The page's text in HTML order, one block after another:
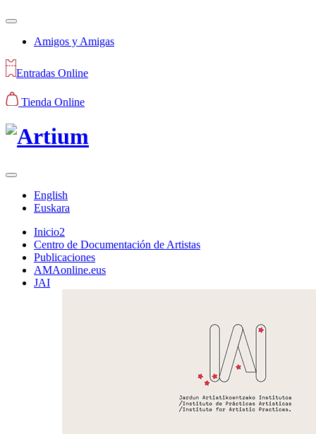
Amigos y Amigas
Entradas Online
Tienda Online
English
Euskara
Inicio2
Centro de Documentación de Artistas
Publicaciones
AMAonline.eus
JAI